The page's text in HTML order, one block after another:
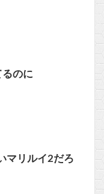
のに
マリルイ2だろ